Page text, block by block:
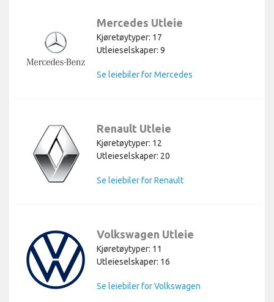
Mercedes Utleie
Kjøretøytyper: 17
Utleieselskaper: 9
Se leiebiler for Mercedes
Renault Utleie
Kjøretøytyper: 12
Utleieselskaper: 20
Se leiebiler for Renault
Volkswagen Utleie
Kjøretøytyper: 11
Utleieselskaper: 16
Se leiebiler for Volkswagen